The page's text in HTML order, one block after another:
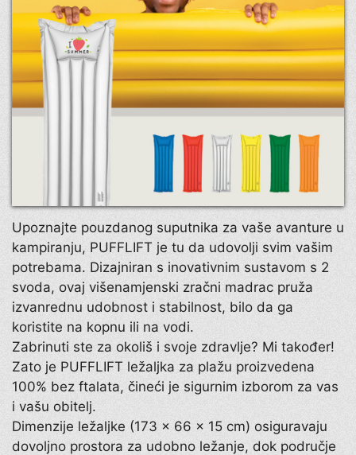
Upoznajte pouzdanog suputnika za vaše avanture u
kampiranju, PUFFLIFT je tu da udovolji svim vašim
potrebama. Dizajniran s inovativnim sustavom s 2
svoda, ovaj višenamjenski zračni madrac pruža
izvanrednu udobnost i stabilnost, bilo da ga
koristite na kopnu ili na vodi.
Zabrinuti ste za okoliš i svoje zdravlje? Mi također!
Zato je PUFFLIFT ležaljka za plažu proizvedena
100% bez ftalata, čineći je sigurnim izborom za vas
i vašu obitelj.
Dimenzije ležaljke (173 × 66 × 15 cm) osiguravaju
dovoljno prostora za udobno ležanje, dok područje